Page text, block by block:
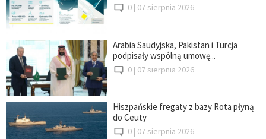
0 | 07 sierpnia 2026
Arabia Saudyjska, Pakistan i Turcja
podpisały wspólną umowę...
0 | 07 sierpnia 2026
Hiszpańskie fregaty z bazy Rota płyną
do Ceuty
0 | 07 sierpnia 2026